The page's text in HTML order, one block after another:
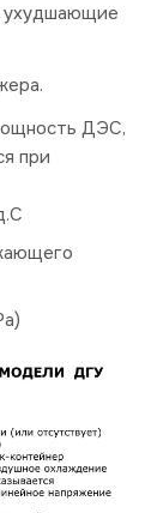
ухудшающие
ДЭС,
при